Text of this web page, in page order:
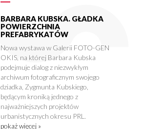
BARBARA KUBSKA. GŁADKA
POWIERZCHNIA
PREFABRYKATÓW
Nowa wystawa w Galerii FOTO-GEN
OKIS, na której Barbara Kubska
podejmuje dialog z niezwykłym
archiwum fotograficznym swojego
dziadka, Zygmunta Kubskiego,
będącym kroniką jednego z
najważniejszych projektów
urbanistycznych okresu PRL.
pokaż więcej »